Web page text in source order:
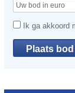
Ik ga akkoord